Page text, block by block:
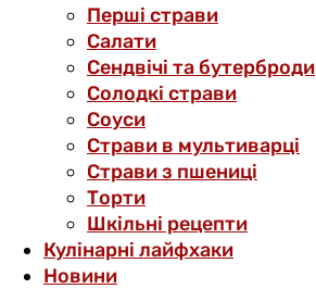
Перші страви
Салати
Сендвічі та бутерброди
Солодкі страви
Соуси
Страви в мультиварці
Страви з пшениці
Торти
Шкільні рецепти
Кулінарні лайфхаки
Новини